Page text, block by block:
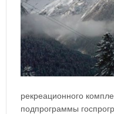
рекреационного
подпрограммы